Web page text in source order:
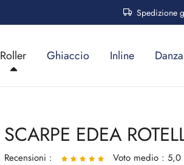
Spedizione
Roller Ghiaccio Inline Danza
SCARPE EDEA
Recensioni : Voto medio : 5,0